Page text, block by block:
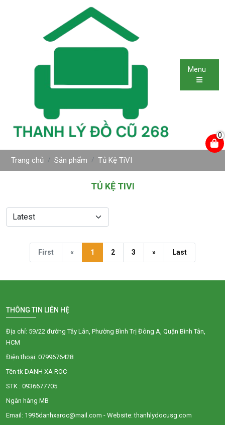
Menu
Trang chủ Sản phẩm Tủ Kệ TiVI
TỦ KỆ TIVI
First « 1 2 3 » Last
THÔNG TIN LIÊN HỆ
Địa chỉ: 59/22 đường Tây Lân, Phường Bình Trị Đông A, Quận Bình Tân,
HCM
Điện thoại: 0799676428
Tên tk DANH XA ROC
STK : 0936677705
Ngân hàng MB
Email: 1995danhxaroc@mail.com - Website: thanhlydocusg.com
0